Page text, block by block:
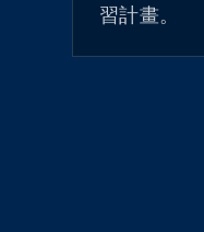
習計畫。